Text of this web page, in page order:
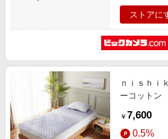
スポーツ・アウトドア・ゴルフ
旅行・レジャー・ホテル予約
生活・お役立ち
金融・マネー・保険
デジタルコンテンツ
お中元特集2026
とことん買い物チャレンジ
Apple公式サイト×楽天カード分割払い
Qoo10メガポ
ストアに
ｎｉｓｈ
ーコットン
￥ 7,600
0.5%